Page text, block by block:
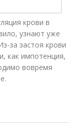
крови в
узнают уже
за застоя крови
как импотенция,
вовремя